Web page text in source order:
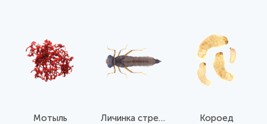
Мотыль Личинка стрекозы Короед